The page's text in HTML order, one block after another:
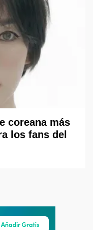
coreana más
los fans del